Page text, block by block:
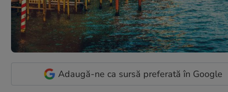
Adaugă-ne ca sursă preferată în Google